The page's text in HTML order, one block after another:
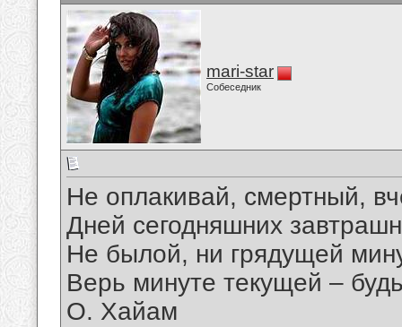
mari-star
Собеседник
Не оплакивай, смертный,
Дней сегодняшних
Не былой, ни грядущей
Верь минуте текущей –
О. Хайам